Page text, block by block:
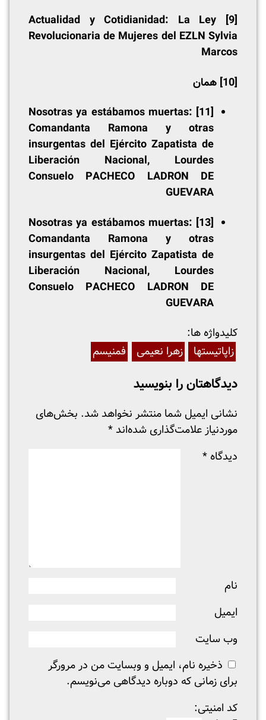
[9]
Actualidad y Cotidianidad: La Ley
Revolucionaria de Mujeres del EZLN Sylvia
Marcos
[10]
همان
[11]
Nosotras ya estábamos muertas:
Comandanta Ramona y otras
insurgentas del Ejército Zapatista de
Liberación Nacional, Lourdes
Consuelo PACHECO LADRÓN DE
GUEVARA
[13]
Nosotras ya estábamos muertas:
Comandanta Ramona y otras
insurgentas del Ejército Zapatista de
Liberación Nacional, Lourdes
Consuelo PACHECO LADRÓN DE
GUEVARA
:کلیدواژه ها
زاپاتیستها
زهرا نعیمی فمنیسم
دیدگاهتان را بنویسید
نشانی ایمیل شما منتشر نخواهد شد. بخش‌های
موردنیاز علامت‌گذاری شده‌اند *
دیدگاه *
نام
ایمیل
وب‌ سایت
ذخیره نام، ایمیل و وبسایت من در مرورگر
برای زمانی که دوباره دیدگاهی می‌نویسم.
کد امنیتی: